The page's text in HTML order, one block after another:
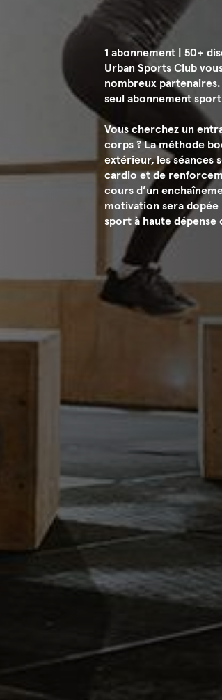
1 abonnement | 50+
Urban Sports Club
nombreux
seul abonnement
Vous cherchez un
corps ? La méthode
extérieur, les séances
cardio et de
cours d’un
motivation sera dopée
sport à haute